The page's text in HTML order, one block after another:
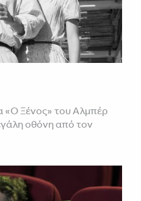
«Ο Ξένος» του Αλμπέρ
οθόνη από τον